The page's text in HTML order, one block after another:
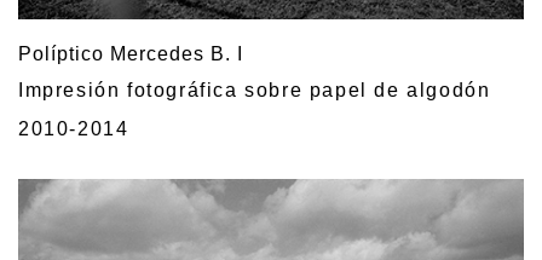
Políptico Mercedes B. I
Impresión fotográfica sobre papel de algodón
2010-2014